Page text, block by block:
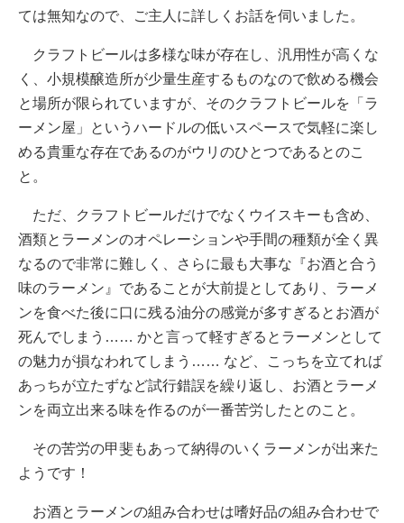
ては無知なので、ご主人に詳しくお話を伺いました。
クラフトビールは多様な味が存在し、汎用性が高くな
く、小規模醸造所が少量生産するものなので飲める機会
と場所が限られていますが、そのクラフトビールを「ラ
ーメン屋」というハードルの低いスペースで気軽に楽し
める貴重な存在であるのがウリのひとつであるとのこ
と。
ただ、クラフトビールだけでなくウイスキーも含め、
酒類とラーメンのオペレーションや手間の種類が全く異
なるので非常に難しく、さらに最も大事な『お酒と合う
味のラーメン』であることが大前提としてあり、ラーメ
ンを食べた後に口に残る油分の感覚が多すぎるとお酒が
死んでしまう…… かと言って軽すぎるとラーメンとして
の魅力が損なわれてしまう…… など、こっちを立てれば
あっちが立たずなど試行錯誤を繰り返し、お酒とラーメ
ンを両立出来る味を作るのが一番苦労したとのこと。
その苦労の甲斐もあって納得のいくラーメンが出来た
ようです！
お酒とラーメンの組み合わせは嗜好品の組み合わせで